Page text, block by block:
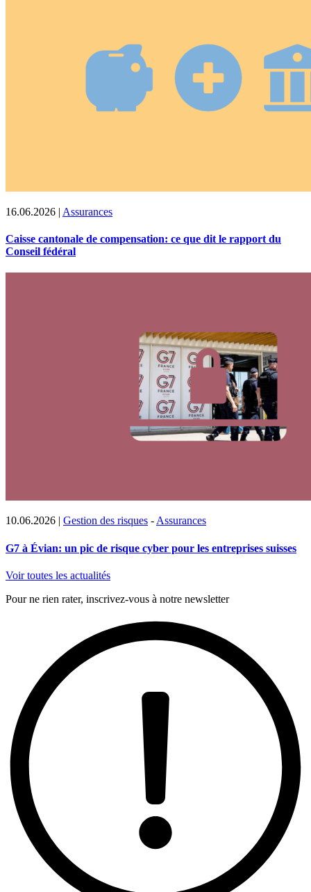
16.06.2026 | Assurances
Caisse cantonale de compensation: ce que dit le rapport du
Conseil fédéral
10.06.2026 | Gestion des risques - Assurances
G7 à Évian: un pic de risque cyber pour les entreprises suisses
Voir toutes les actualités
Pour ne rien rater, inscrivez-vous à notre newsletter